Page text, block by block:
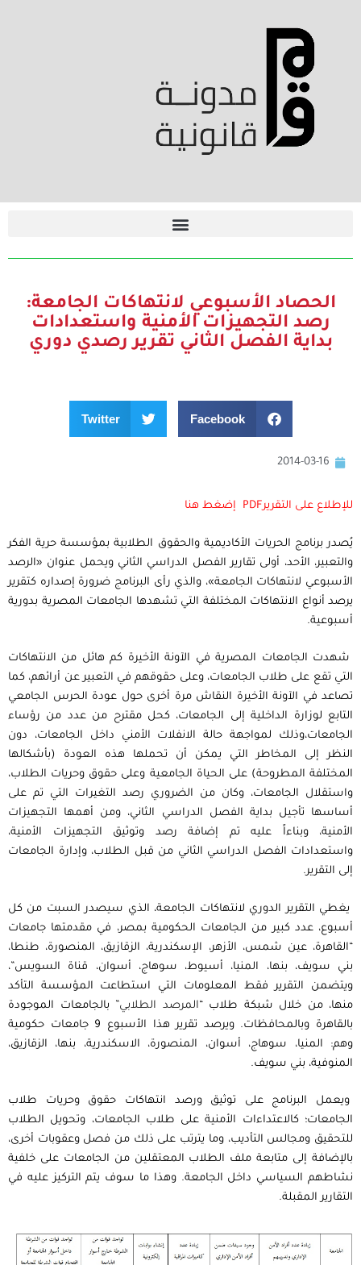
الحصاد الأسبوعي لانتهاكات الجامعة:
رصد التجهيزات الأمنية واستعدادات
بداية الفصل الثاني تقرير رصدي دوري
Facebook
Twitter
2014-03-16
للإطلاع على التقريرPDF إضغط هنا
يُصدر برنامج الحريات الأكاديمية والحقوق الطلابية بمؤسسة حرية الفكر
والتعبير، الأحد، أولى تقارير الفصل الدراسي الثاني ويحمل عنوان «الرصد
الأسبوعي لانتهاكات الجامعة»، والذي رأى البرنامج ضرورة إصداره كتقرير
يرصد أنواع الانتهاكات المختلفة التي تشهدها الجامعات المصرية بدورية
أسبوعية.
شهدت الجامعات المصرية في الآونة الأخيرة كم هائل من الانتهاكات
التي تقع على طلاب الجامعات، وعلى حقوقهم في التعبير عن أرائهم، كما
تصاعد في الآونة الأخيرة النقاش مرة أخرى حول عودة الحرس الجامعي
التابع لوزارة الداخلية إلى الجامعات، كحل مقترح من عدد من رؤساء
الجامعات،وذلك لمواجهة حالة الانفلات الأمني داخل الجامعات، دون
النظر إلى المخاطر التي يمكن أن تحملها هذه العودة (بأشكالها
المختلفة المطروحة) على الحياة الجامعية وعلى حقوق وحريات الطلاب،
واستقلال الجامعات، وكان من الضروري رصد التغيرات التي تم على
أساسها تأجيل بداية الفصل الدراسي الثاني، ومن أهمها التجهيزات
الأمنية، وبناءاً عليه تم إضافة رصد وتوثيق التجهيزات الأمنية،
واستعدادات الفصل الدراسي الثاني من قبل الطلاب، وإدارة الجامعات
إلى التقرير.
يغطي التقرير الدوري لانتهاكات الجامعة، الذي سيصدر السبت من كل
أسبوع، عدد كبير من الجامعات الحكومية بمصر، في مقدمتها جامعات
“القاهرة، عين شمس، الأزهر، الإسكندرية، الزقازيق، المنصورة، طنطا،
بني سويف، بنها، المنيا، أسيوط، سوهاج، أسوان، قناة السويس”،
ويتضمن التقرير فقط المعلومات التي استطاعت المؤسسة التأكد
منها، من خلال شبكة طلاب “المرصد الطلابي ” بالجامعات الموجودة
بالقاهرة وبالمحافظات. ويرصد تقرير هذا الأسبوع 9 جامعات حكومية
وهم: المنيا، سوهاج، أسوان، المنصورة، الاسكندرية، بنها، الزقازيق،
المنوفية، بني سويف.
ويعمل البرنامج على توثيق ورصد انتهاكات حقوق وحريات طلاب
الجامعات؛ كالاعتداءات الأمنية على طلاب الجامعات، وتحويل الطلاب
للتحقيق ومجالس التأديب، وما يترتب على ذلك من فصل وعقوبات أخرى،
بالإضافة إلى متابعة ملف الطلاب المعتقلين من الجامعات على خلفية
نشاطهم السياسي داخل الجامعة. وهذا ما سوف يتم التركيز عليه في
التقارير المقبلة.